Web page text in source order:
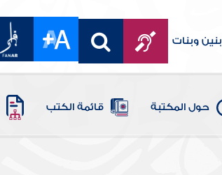
بنين وبنات
حول المكتبة قائمة الكتب